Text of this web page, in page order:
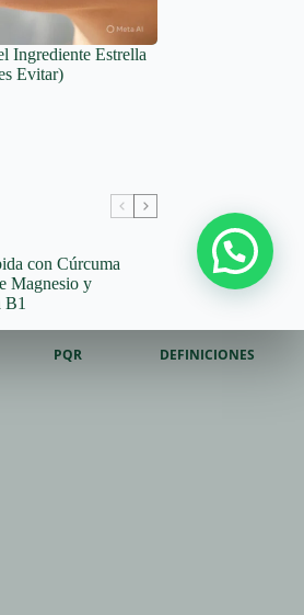
Ingrediente Estrella
Evitar)
con Cúrcuma
Magnesio y
B1
PQR DEFINICIONES